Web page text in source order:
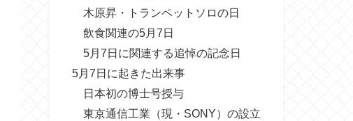
木原昇・トランペットソロの日
飲食関連の5月7日
5月7日に関連する追悼の記念日
5月7日に起きた出来事
日本初の博士号授与
東京通信工業（現・SONY）の設立